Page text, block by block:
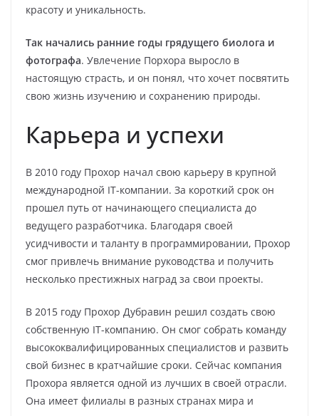
красоту и уникальность.
Так начались ранние годы грядущего биолога и
фотографа. Увлечение Порхора выросло в
настоящую страсть, и он понял, что хочет посвятить
свою жизнь изучению и сохранению природы.
Карьера и успехи
В 2010 году Прохор начал свою карьеру в крупной
международной IT-компании. За короткий срок он
прошел путь от начинающего специалиста до
ведущего разработчика. Благодаря своей
усидчивости и таланту в программировании, Прохор
смог привлечь внимание руководства и получить
несколько престижных наград за свои проекты.
В 2015 году Прохор Дубравин решил создать свою
собственную IT-компанию. Он смог собрать команду
высококвалифицированных специалистов и развить
свой бизнес в кратчайшие сроки. Сейчас компания
Прохора является одной из лучших в своей отрасли.
Она имеет филиалы в разных странах мира и